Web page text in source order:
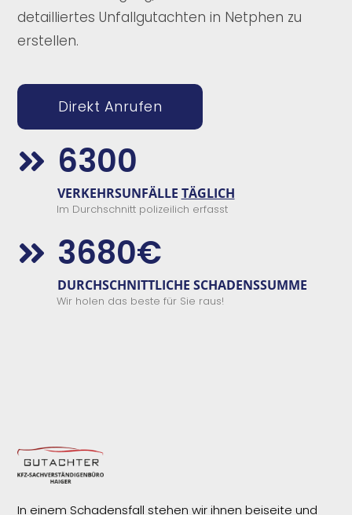
detailliertes Unfallgutachten in Netphen zu
erstellen.
Direkt Anrufen
 6300
VERKEHRSUNFÄLLE TÄGLICH
Im Durchschnitt polizeilich erfasst
 3680€
DURCHSCHNITTLICHE SCHADENSSUMME
Wir holen das beste für Sie raus!
In einem Schadensfall stehen wir ihnen beiseite und